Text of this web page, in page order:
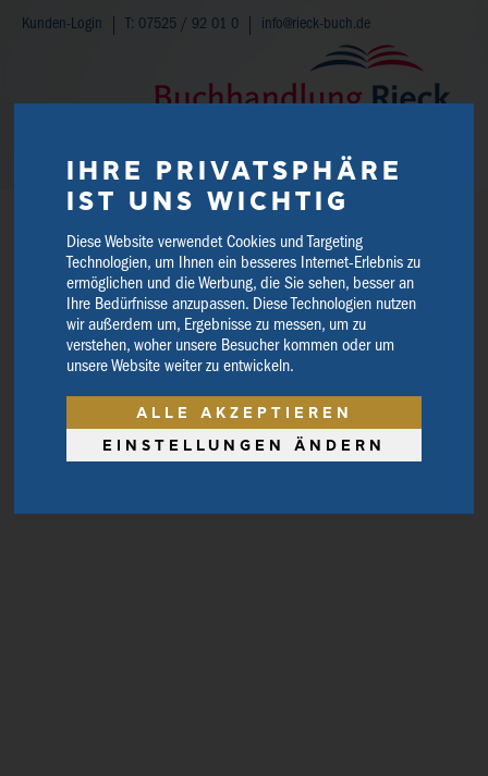
IHRE PRIVATSPHÄRE
IST UNS WICHTIG
Diese Website verwendet Cookies und Targeting
Technologien, um Ihnen ein besseres Internet-Erlebnis zu
ermöglichen und die Werbung, die Sie sehen, besser an
Ihre Bedürfnisse anzupassen. Diese Technologien nutzen
wir außerdem um, Ergebnisse zu messen, um zu
verstehen, woher unsere Besucher kommen oder um
unsere Website weiter zu entwickeln.
ALLE AKZEPTIEREN
EINSTELLUNGEN ÄNDERN
Kunden-Login T: 07525 / 92 01 0 info@rieck-buch.de
WARENKORB